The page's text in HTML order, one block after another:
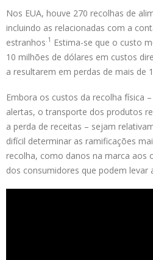
Nos EUA, houve 270 recolhas de
incluindo as relacionadas com a
estranhos.1 Estima-se que o custo
10 milhões de dólares em custos
a resultarem em perdas de mais de
Embora os custos da recolha física
alertas, o transporte dos produtos
a perda de receitas – sejam
difícil determinar as ramificações
recolha, como danos na marca aos
dos consumidores que podem levar